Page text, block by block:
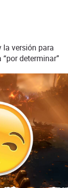
la versión para
determinar”